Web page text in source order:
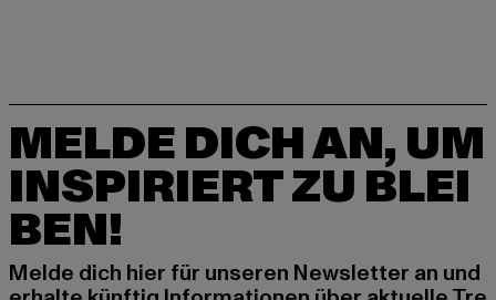
MELDE DICH AN, UM
INSPIRIERT ZU BLEI
BEN!
Melde dich hier für unseren Newsletter an und